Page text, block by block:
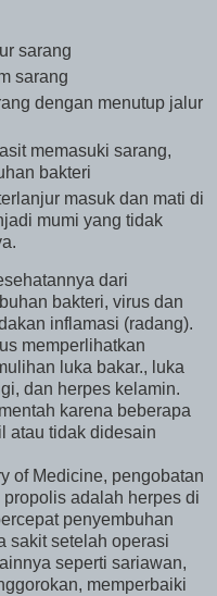
sarang
sarang
dengan menutup jalur
memasuki sarang,
bakteri
masuk dan mati di
mumi yang tidak
dari
bakteri, virus dan
inflamasi (radang).
memperlihatkan
luka bakar., luka
dan herpes kelamin.
karena beberapa
atau tidak didesain
of Medicine, pengobatan
adalah herpes di
penyembuhan
sakit setelah operasi
seperti sariawan,
memperbaiki